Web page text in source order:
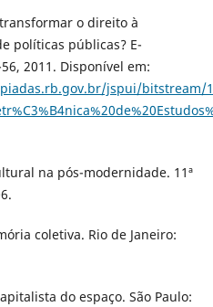
transformar o direito à
políticas públicas? E-
2011. Disponível em:
jspui/bitstream/
na pós-modernidade. 11ª
coletiva. Rio de Janeiro:
do espaço. São Paulo: